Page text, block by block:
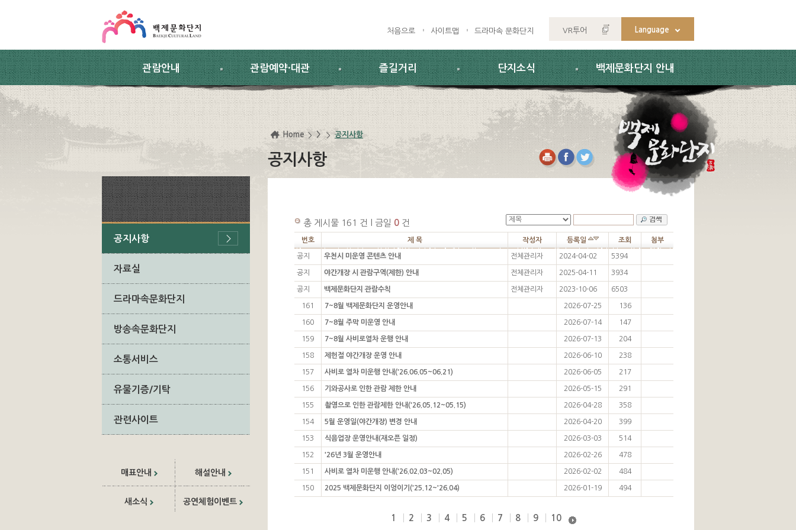
처음으로 사이트맵 드라마속 문화단지 VR투어 Language
관람안내 관람예약·대관 즐길거리 단지소식 백제문화단지 안내
공지사항
자료실
드라마속문화단지
방송속문화단지
소통서비스
유물기증/기탁
관련사이트
매표안내 해설안내
새소식 공연체험이벤트
Home > 공지사항
공지사항
총 게시물 161 건 l 금일 0 건
번호 제 목 작성자 등록일 조회 첨부
공지 우천시 미운영 콘텐츠 안내 전체관리자 2024-04-02 5394
공지 야간개장 시 관람구역(제한) 안내 전체관리자 2025-04-11 3934
공지 백제문화단지 관람수칙 전체관리자 2023-10-06 6503
161 7~8월 백제문화단지 운영안내 2026-07-25 136
160 7~8월 주막 미운영 안내 2026-07-14 147
159 7~8월 사비로열차 운행 안내 2026-07-13 204
158 제헌절 야간개장 운영 안내 2026-06-10 238
157 사비로 열차 미운행 안내('26.06.05~06.21) 2026-06-05 217
156 기와공사로 인한 관람 제한 안내 2026-05-15 291
155 촬영으로 인한 관람제한 안내('26.05.12~05.15) 2026-04-28 358
154 5월 운영일(야간개장) 변경 안내 2026-04-20 399
153 식음업장 운영안내(재오픈 일정) 2026-03-03 514
152 '26년 3월 운영안내 2026-02-26 478
151 사비로 열차 미운행 안내('26.02.03~02.05) 2026-02-02 484
150 2025 백제문화단지 이엉이기('25.12~'26.04) 2026-01-19 494
1 2 3 4 5 6 7 8 9 10